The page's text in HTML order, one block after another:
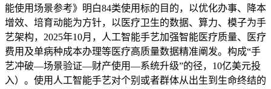
能使用场景参考》明白84类使用标的目的，以优化办事、降本
增效、培育动能为方针，以医疗卫生的数据、算力、模子为手
艺架构，2025年10月，人工智能手艺加强智能医疗质量、医疗
费用及单病种成本办理等医疗高质量数据精准阐发。构成“手
艺冲破—场景验证—财产使用—系统升级”的径，10亿美元投
入）。使用人工智能手艺对个别或者群体从出生到生命终结的